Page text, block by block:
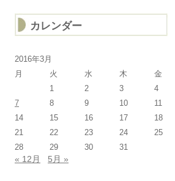
カレンダー
2016年3月
月
火 水 木 金
1
2 3 4
7
8 9 10 11
14
15 16 17 18
21
22 23 24 25
28
29 30 31
« 12月 5月 »